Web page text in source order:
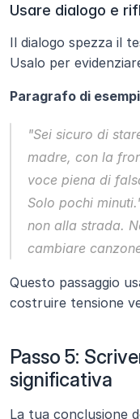
Usare dialogo e
Il dialogo spezza il
Usalo per
Paragrafo di
"Sei sicuro di
madre, con la
voce piena di
Solo pochi
non alla strada.
cambiare
Questo passaggio
costruire tensione
Passo 5:
significativa
La tua conclusione